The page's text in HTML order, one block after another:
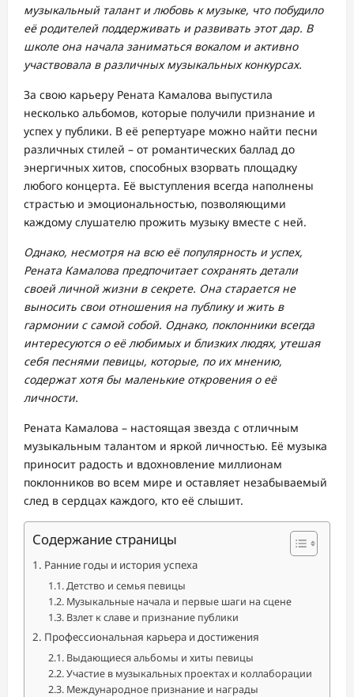
музыкальный талант и любовь к музыке, что побудило
её родителей поддерживать и развивать этот дар. В
школе она начала заниматься вокалом и активно
участвовала в различных музыкальных конкурсах.
За свою карьеру Рената Камалова выпустила
несколько альбомов, которые получили признание и
успех у публики. В её репертуаре можно найти песни
различных стилей – от романтических баллад до
энергичных хитов, способных взорвать площадку
любого концерта. Её выступления всегда наполнены
страстью и эмоциональностью, позволяющими
каждому слушателю прожить музыку вместе с ней.
Однако, несмотря на всю её популярность и успех,
Рената Камалова предпочитает сохранять детали
своей личной жизни в секрете. Она старается не
выносить свои отношения на публику и жить в
гармонии с самой собой. Однако, поклонники всегда
интересуются о её любимых и близких людях, утешая
себя песнями певицы, которые, по их мнению,
содержат хотя бы маленькие откровения о её
личности.
Рената Камалова – настоящая звезда с отличным
музыкальным талантом и яркой личностью. Её музыка
приносит радость и вдохновление миллионам
поклонников во всем мире и оставляет незабываемый
след в сердцах каждого, кто её слышит.
Содержание страницы
Ранние годы и история успеха
Детство и семья певицы
Музыкальные начала и первые шаги на сцене
Взлет к славе и признание публики
Профессиональная карьера и достижения
Выдающиеся альбомы и хиты певицы
Участие в музыкальных проектах и коллаборации
Международное признание и награды